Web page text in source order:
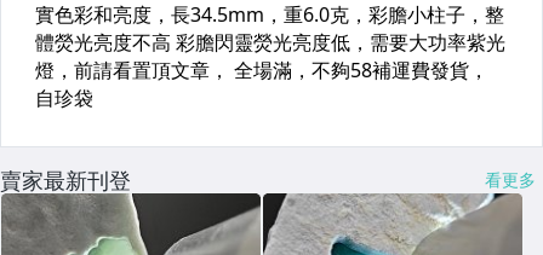
賣家最新刊登 看更多